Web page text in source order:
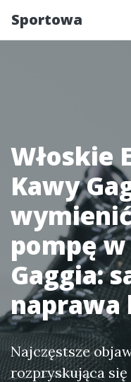
Sportowa
Włoskie
Kawy
pompę
Gaggia:
naprawa
Najczęstsze
rozpryskująca